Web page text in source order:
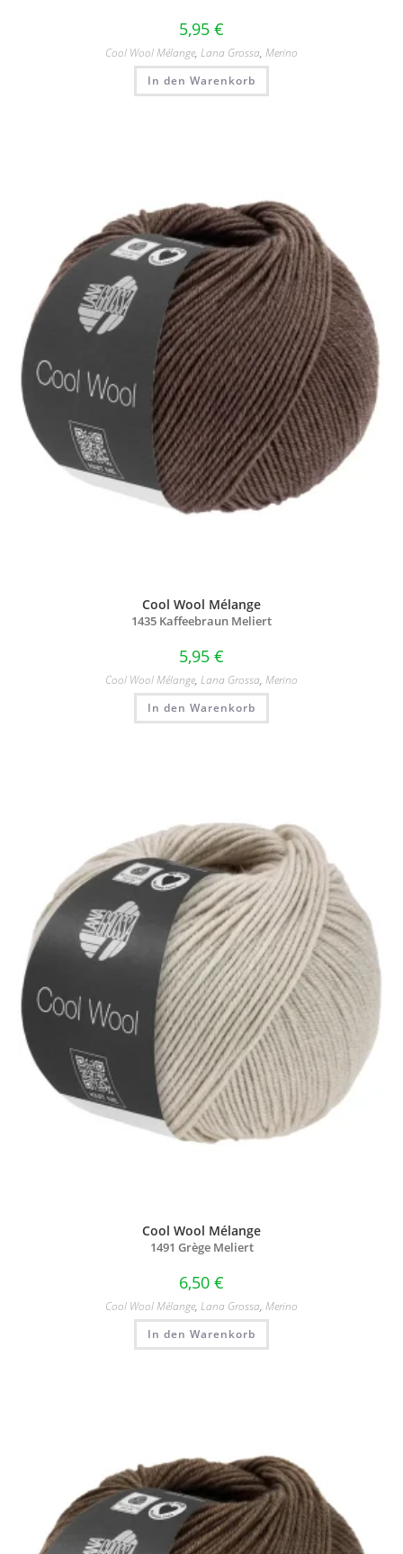
5,95 €
Cool Wool Mélange, Lana Grossa, Merino
In den Warenkorb
Cool Wool Mélange
1435 Kaffeebraun Meliert
5,95 €
Cool Wool Mélange, Lana Grossa, Merino
In den Warenkorb
Cool Wool Mélange
1491 Grège Meliert
6,50 €
Cool Wool Mélange, Lana Grossa, Merino
In den Warenkorb